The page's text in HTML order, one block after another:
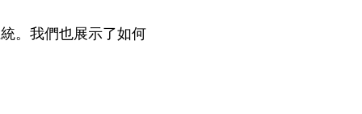
。我們也展示了如何